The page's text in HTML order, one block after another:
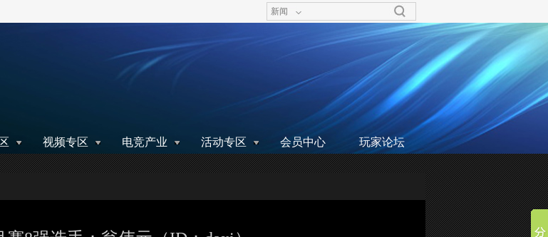
新闻
视频专区 电竞产业 活动专区 会员中心 玩家论坛